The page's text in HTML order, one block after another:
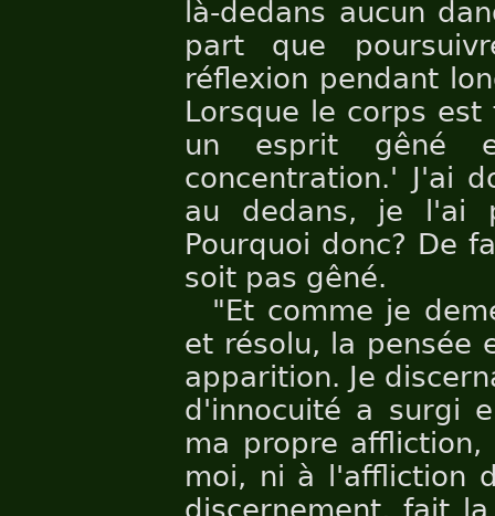
là-dedans aucun
part que
réflexion pendant
Lorsque le corps
un esprit gêné
concentration.' J'ai
au dedans, je l'ai
Pourquoi donc? De
soit pas gêné.
"Et comme je
et résolu, la pensée
apparition. Je
d'innocuité a surgi
ma propre
moi, ni à l'affliction
discernement, fait